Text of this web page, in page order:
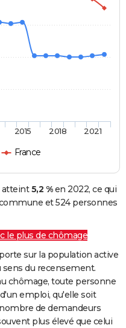
France
2015 2018 2021
atteint5,2 %en 2022, ce qui
et 524 personnes
le plus de chômage
sur la population active
sens du recensement.
chômage, toute personne
emploi, qu'elle soit
de demandeurs
plus élevé que celui